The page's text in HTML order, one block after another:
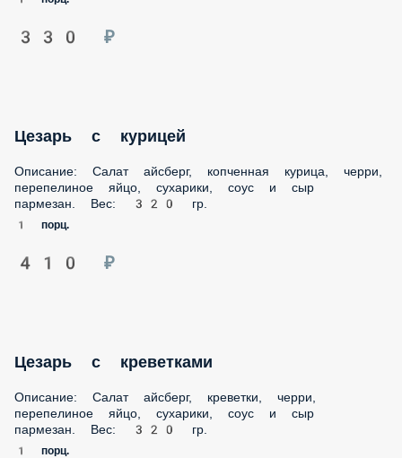
330 ₽
Цезарь с курицей
Описание: Салат айсберг, копченная курица, черри,
перепелиное яйцо, сухарики, соус и сыр
пармезан. Вес: 320 гр.
1 порц.
410 ₽
Цезарь с креветками
Описание: Салат айсберг, креветки, черри,
перепелиное яйцо, сухарики, соус и сыр
пармезан. Вес: 320 гр.
1 порц.